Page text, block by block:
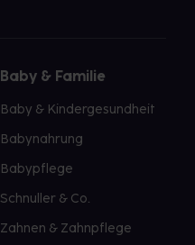
Baby & Familie
Baby & Kindergesundheit
Babynahrung
Babypflege
Schnuller & Co.
Zahnen & Zahnpflege